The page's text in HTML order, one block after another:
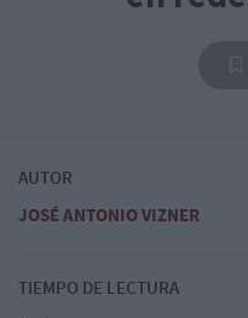
AUTOR
JOSÉ ANTONIO VIZNER
TIEMPO DE LECTURA